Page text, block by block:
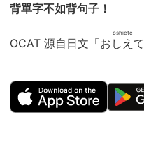
背單字不如背句子！
OCAT 源自日文「おしえて
oshiete